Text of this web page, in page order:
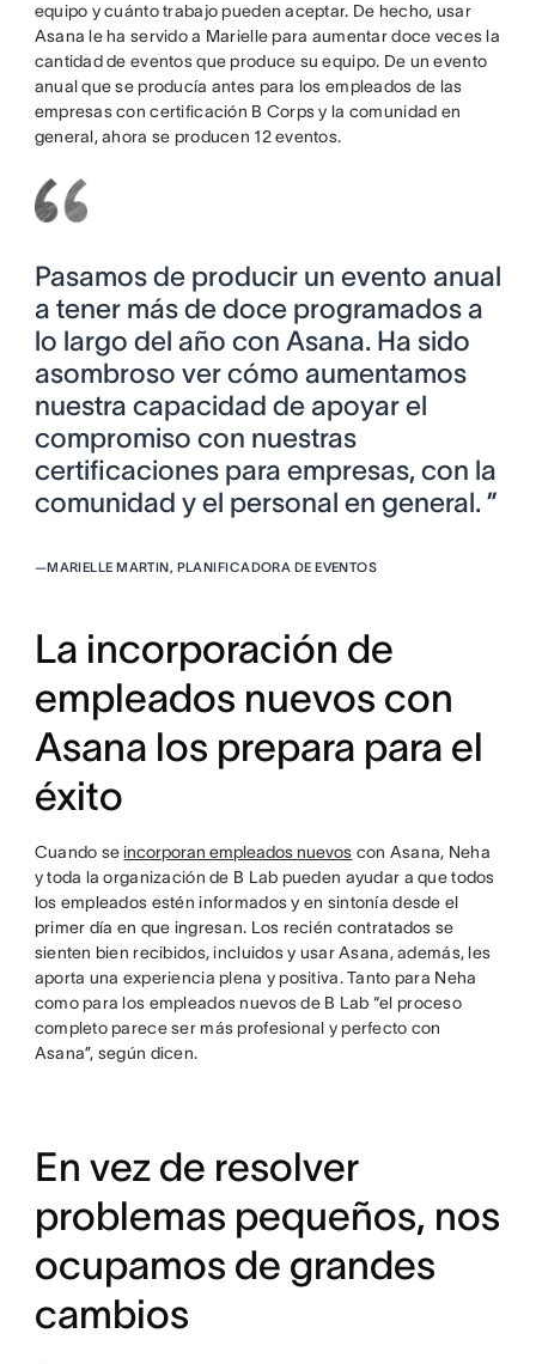
equipo y cuánto trabajo pueden aceptar. De hecho, usar
Asana le ha servido a Marielle para aumentar doce veces la
cantidad de eventos que produce su equipo. De un evento
anual que se producía antes para los empleados de las
empresas con certificación B Corps y la comunidad en
general, ahora se producen 12 eventos.
Pasamos de producir un evento anual
a tener más de doce programados a
lo largo del año con Asana. Ha sido
asombroso ver cómo aumentamos
nuestra capacidad de apoyar el
compromiso con nuestras
certificaciones para empresas, con la
comunidad y el personal en general. ”
—MARIELLE MARTIN, PLANIFICADORA DE EVENTOS
La incorporación de
empleados nuevos con
Asana los prepara para el
éxito
Cuando se incorporan empleados nuevos con Asana, Neha
y toda la organización de B Lab pueden ayudar a que todos
los empleados estén informados y en sintonía desde el
primer día en que ingresan. Los recién contratados se
sienten bien recibidos, incluidos y usar Asana, además, les
aporta una experiencia plena y positiva. Tanto para Neha
como para los empleados nuevos de B Lab “el proceso
completo parece ser más profesional y perfecto con
Asana”, según dicen.
En vez de resolver
problemas pequeños, nos
ocupamos de grandes
cambios